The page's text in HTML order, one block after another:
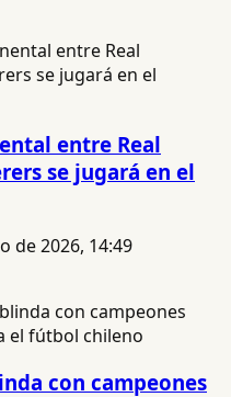
entre Real
se jugará en el
de 2026, 14:49
con campeones